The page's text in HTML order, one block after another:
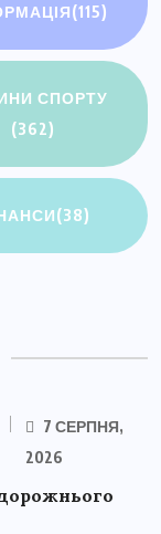
(115)
СПОРТУ
(362)
(38)
7 СЕРПНЯ,
2026